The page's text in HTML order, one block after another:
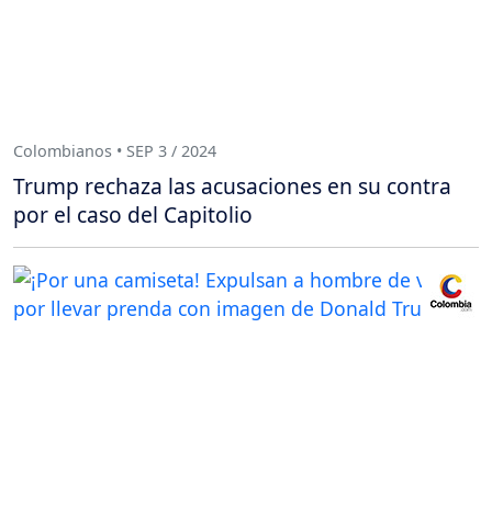
Colombianos • SEP 3 / 2024
Trump rechaza las acusaciones en su contra
por el caso del Capitolio